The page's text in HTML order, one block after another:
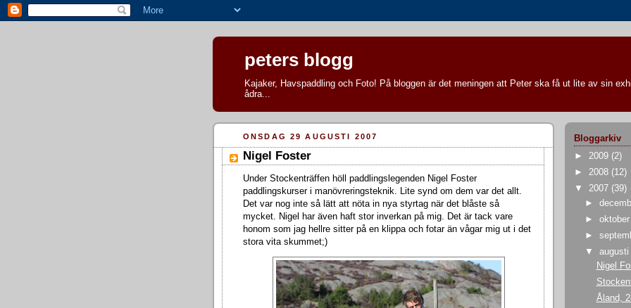
peters blogg
Kajaker, Havspaddling och Foto! På bloggen är det meningen att Peter ska få ut lite av sin
ådra...
ONSDAG 29 AUGUSTI 2007
Nigel Foster
Under Stockenträffen höll paddlingslegenden Nigel Foster
paddlingskurser i manövreringsteknik. Lite synd om dem var det allt.
Det var nog inte så lätt att nöta in nya styrtag när det blåste så
mycket. Nigel har även haft stor inverkan på mig. Det är tack vare
honom som jag hellre sitter på en klippa och fotar än vågar mig ut i det
stora vita skummet;)
Bloggarkiv
► 2009 (2)
► 2008 (12)
▼ 2007 (39)
►
►oktober
►
▼augusti
Nigel
Åland,